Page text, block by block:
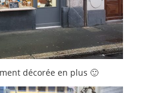
décorée en plus 🙂